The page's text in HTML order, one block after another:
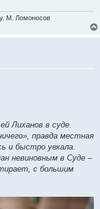
М. Ломоносов
Лиханов в суде.
правда местная
и быстро уехала.
невиновным в Суде –
с большим